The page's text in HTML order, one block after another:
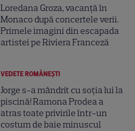
Loredana Groza, vacanță în
Monaco după concertele verii.
Primele imagini din escapada
artistei pe Riviera Franceză
VEDETE ROMÂNEŞTI
Jorge s-a mândrit cu soția lui la
piscină! Ramona Prodea a
atras toate privirile într-un
costum de baie minuscul